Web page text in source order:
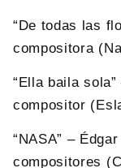
“De todas las
compositora
“Ella baila
compositor
“NASA” –
compositores